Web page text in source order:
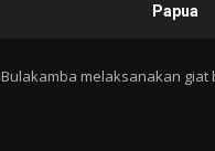
Papua
melaksanakan